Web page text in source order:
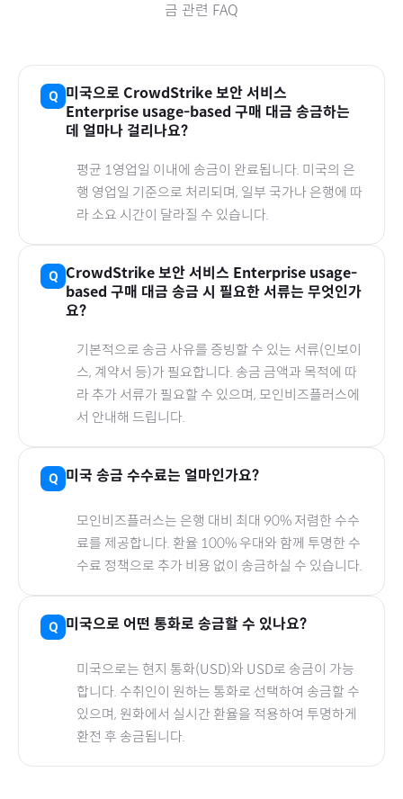
금 관련 FAQ
미국으로 CrowdStrike 보안 서비스
Enterprise usage-based 구매 대금 송금하는
데 얼마나 걸리나요?
평균 1영업일 이내에 송금이 완료됩니다. 미국의 은
행 영업일 기준으로 처리되며, 일부 국가나 은행에 따
라 소요 시간이 달라질 수 있습니다.
CrowdStrike 보안 서비스 Enterprise usage-
based 구매 대금 송금 시 필요한 서류는 무엇인가
요?
기본적으로 송금 사유를 증빙할 수 있는 서류(인보이
스, 계약서 등)가 필요합니다. 송금 금액과 목적에 따
라 추가 서류가 필요할 수 있으며, 모인비즈플러스에
서 안내해 드립니다.
미국 송금 수수료는 얼마인가요?
모인비즈플러스는 은행 대비 최대 90% 저렴한 수수
료를 제공합니다. 환율 100% 우대와 함께 투명한 수
수료 정책으로 추가 비용 없이 송금하실 수 있습니다.
미국으로 어떤 통화로 송금할 수 있나요?
미국으로는 현지 통화(USD)와 USD로 송금이 가능
합니다. 수취인이 원하는 통화로 선택하여 송금할 수
있으며, 원화에서 실시간 환율을 적용하여 투명하게
환전 후 송금됩니다.